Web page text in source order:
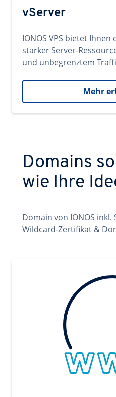
vServer
IONOS VPS bietet
starker Server-
und unbegrenztem
Mehr
Domains
wie Ihre
Domain von IONOS inkl.
Wildcard-Zertifikat &